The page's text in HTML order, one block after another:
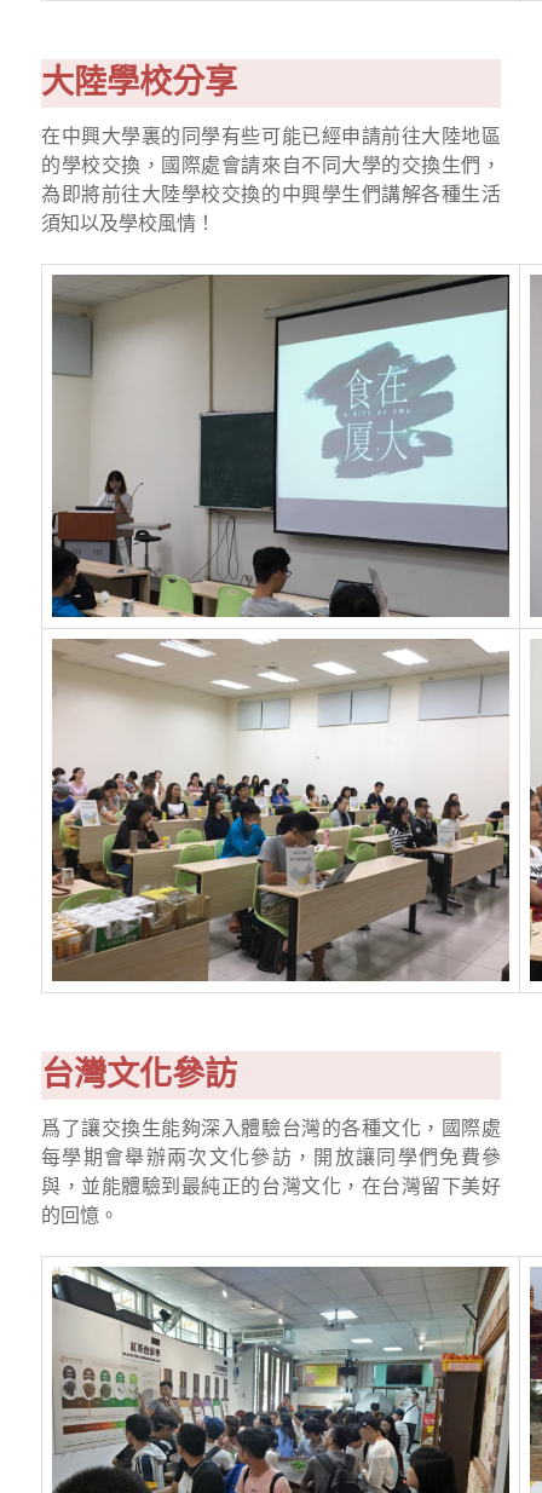
大陸學校分享
在中興大學裏的同學有些可能已經申請前往大陸地區
的學校交換，國際處會請來自不同大學的交換生們，
為即將前往大陸學校交換的中興學生們講解各種生活
須知以及學校風情！
台灣文化參訪
爲了讓交換生能夠深入體驗台灣的各種文化，國際處
每學期會舉辦兩次文化參訪，開放讓同學們免費參
與，並能體驗到最純正的台灣文化，在台灣留下美好
的回憶。